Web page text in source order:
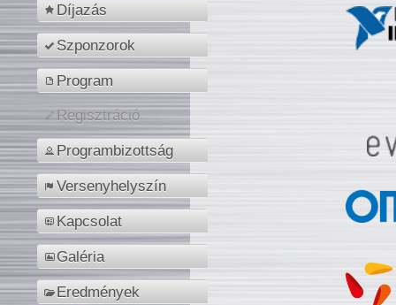
Díjazás
Szponzorok
Program
Regisztráció
Programbizottság
Versenyhelyszín
Kapcsolat
Galéria
Eredmények